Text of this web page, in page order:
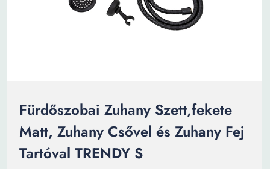
Fürdőszobai Zuhany Szett,fekete
Matt, Zuhany Csővel és Zuhany Fej
Tartóval TRENDY S